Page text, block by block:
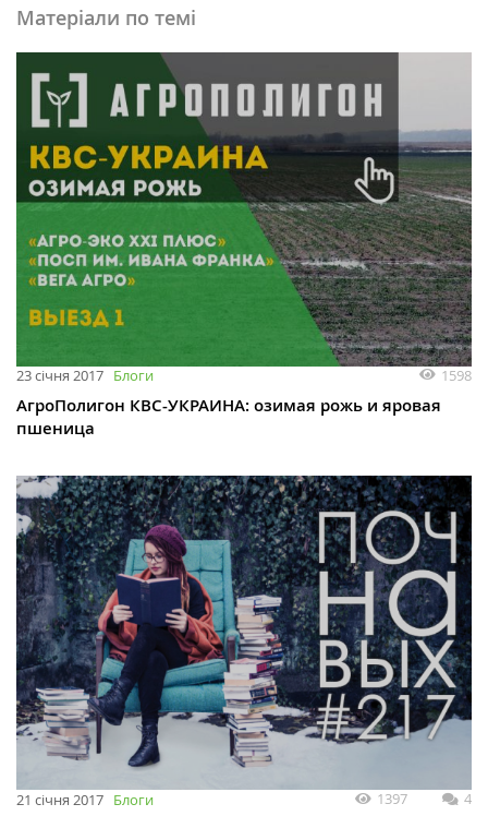
Матеріали по темі
23 січня 2017 Блоги 1598
АгроПолигон КВС-УКРАИНА: озимая рожь и яровая
пшеница
21 січня 2017 Блоги 1397 4